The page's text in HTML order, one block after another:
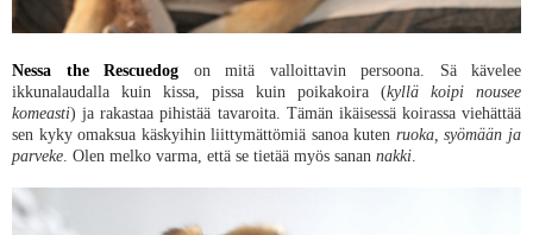
Nessa the Rescuedog on mitä valloittavin persoona. Sä kävelee
ikkunalaudalla kuin kissa, pissa kuin poikakoira (kyllä koipi nousee
komeasti) ja rakastaa pihistää tavaroita. Tämän ikäisessä koirassa viehättää
sen kyky omaksua käskyihin liittymättömiä sanoa kuten ruoka, syömään ja
parveke. Olen melko varma, että se tietää myös sanan nakki.